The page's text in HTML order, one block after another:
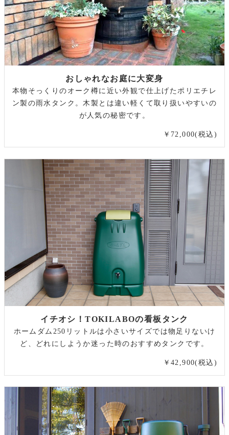
おしゃれなお庭に大変身
本物そっくりのオーク樽に近い外観で仕上げたポリエチレ
ン製の雨水タンク。木製とは違い軽くて取り扱いやすいの
が人気の秘密です。
￥72,000(税込)
イチオシ！TOKILABOの看板タンク
ホームダム250リットルは小さいサイズでは物足りないけ
ど、どれにしようか迷った時のおすすめタンクです。
￥42,900(税込)